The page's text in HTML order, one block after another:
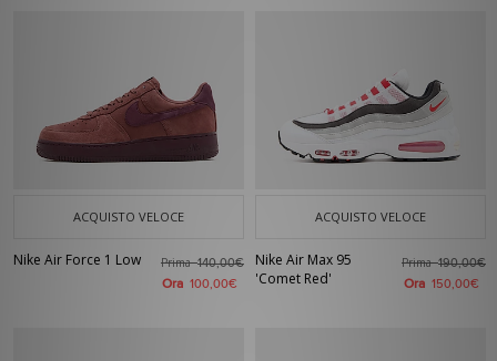
ACQUISTO VELOCE
Nike Air Force 1 Low Prima140,00€
Ora 100,00€
ACQUISTO VELOCE
Nike Air Max 95
'Comet Red'
Prima190,00€
Ora 150,00€